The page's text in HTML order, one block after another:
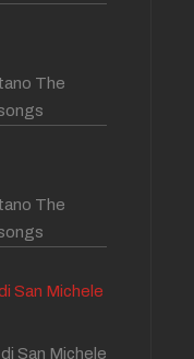
The
The
San Michele
San Michele